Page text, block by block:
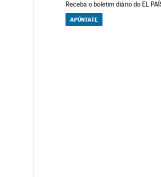
Receba o boletim diário do EL
APÚNTATE